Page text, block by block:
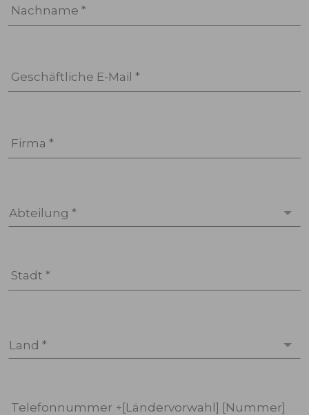
Nachname *
Geschäftliche E-Mail *
Firma *
Abteilung *
Stadt *
Land *
Telefonnummer +[Ländervorwahl] [Nummer]